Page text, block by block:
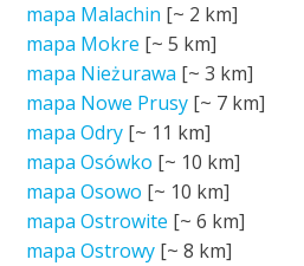
mapa Malachin [~ 2 km]
mapa Mokre [~5 km]
mapa Nieżurawa [~3 km]
mapa Nowe Prusy [~ 7 km]
mapa Odry [~ 11 km]
mapa Osówko [~ 10 km]
mapa Osowo [~ 10 km]
mapa Ostrowite [~6 km]
mapa Ostrowy [~8 km]